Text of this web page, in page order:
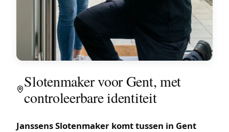
Slotenmaker voor Gent, met
controleerbare identiteit
Janssens Slotenmaker komt tussen in Gent